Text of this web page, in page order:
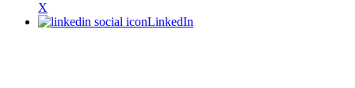
X
LinkedIn